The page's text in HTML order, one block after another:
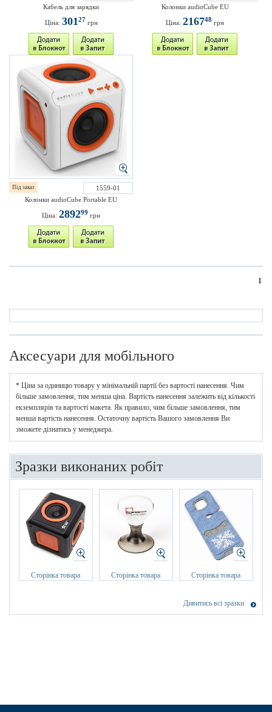
Кабель для зарядки
Ціна: 30127 грн
Колонки audioCube EU
Ціна: 216748 грн
Під заказ
1559-01
Колонки audioCube Portable EU
Ціна: 289299 грн
1
Аксесуари для мобільного
* Ціна за одиницю товару у мінімальній партії без вартості нанесення. Чим
більше замовлення, тим менша ціна. Вартість нанесення залежить від кількості
екземплярів та вартості макета. Як правило, чим більше замовлення, тим
менша вартість нанесення. Остаточну вартість Вашого замовлення Ви
зможете дізнатись у менеджера.
Зразки виконаних робіт
Сторінка товара Сторінка товара Сторінка товара
Дивитись всі зразки